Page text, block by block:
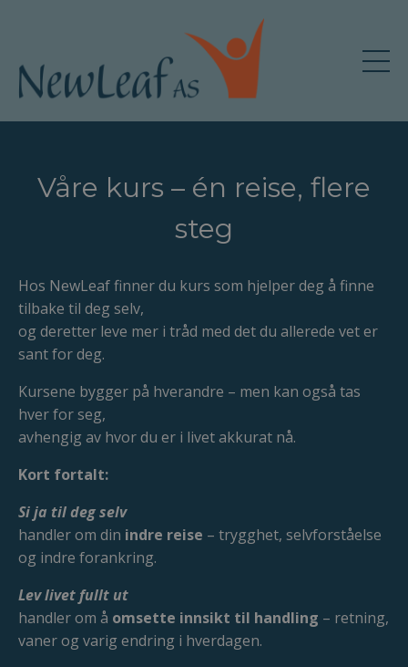
Våre kurs – én reise, flere
steg
Hos NewLeaf finner du kurs som hjelper deg å finne
tilbake til deg selv,
og deretter leve mer i tråd med det du allerede vet er
sant for deg.
Kursene bygger på hverandre – men kan også tas
hver for seg,
avhengig av hvor du er i livet akkurat nå.
Kort fortalt:
Si ja til deg selv
handler om din indre reise – trygghet, selvforståelse
og indre forankring.
Lev livet fullt ut
handler om å omsette innsikt til handling – retning,
vaner og varig endring i hverdagen.